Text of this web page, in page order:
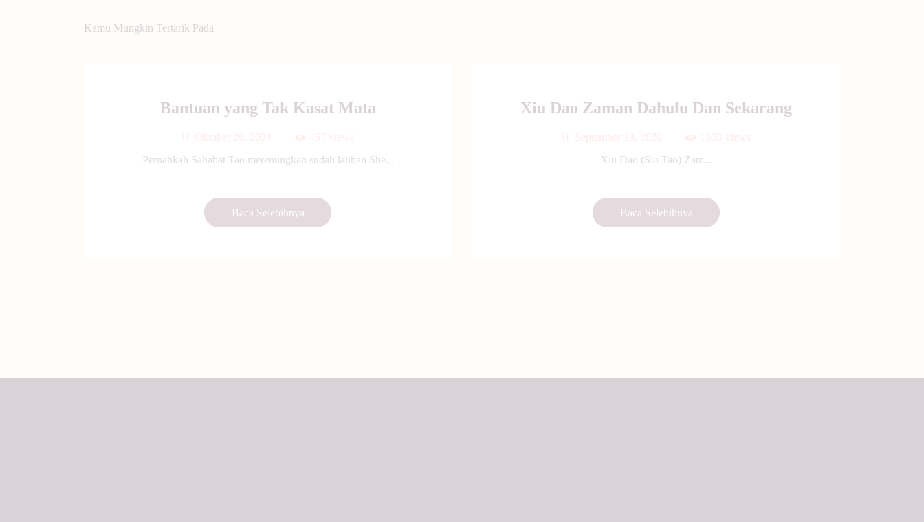
Kamu Mungkin Tertarik Pada
Bantuan yang Tak Kasat Mata
Pernahkah Sahabat Tao merenungkan sudah latihan She...
Baca Selebihnya
Xiu Dao Zaman Dahulu Dan Sekarang
Xiu Dao (Siu Tao) Zam...
Baca Selebihnya